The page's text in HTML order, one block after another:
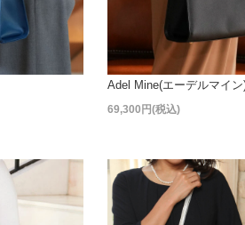
Adel Mine(エーデルマイン
69,300円(税込)